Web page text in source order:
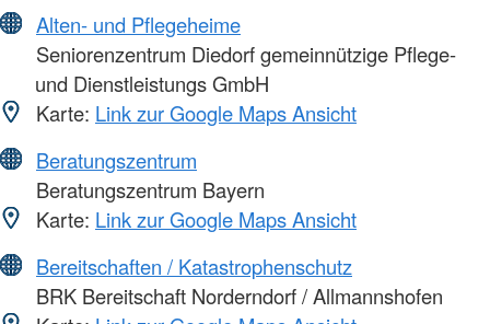
Alten- und Pflegeheime
Seniorenzentrum Diedorf gemeinnützige Pflege-
und Dienstleistungs GmbH
Karte: Link zur Google Maps Ansicht
Beratungszentrum
Beratungszentrum Bayern
Karte: Link zur Google Maps Ansicht
Bereitschaften / Katastrophenschutz
BRK Bereitschaft Norderndorf / Allmannshofen